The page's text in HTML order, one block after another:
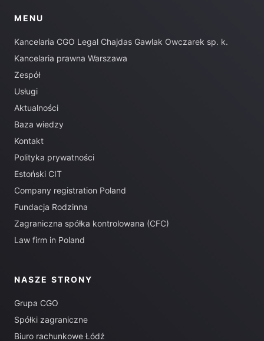
MENU
Kancelaria CGO Legal Chajdas Gawlak Owczarek sp. k.
Kancelaria prawna Warszawa
Zespół
Usługi
Aktualności
Baza wiedzy
Kontakt
Polityka prywatności
Estoński CIT
Company registration Poland
Fundacja Rodzinna
Zagraniczna spółka kontrolowana (CFC)
Law firm in Poland
NASZE STRONY
Grupa CGO
Spółki zagraniczne
Biuro rachunkowe Łódź